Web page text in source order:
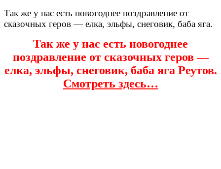
Так же у нас есть новогоднее поздравление от
сказочных геров — елка, эльфы, снеговик, баба яга.
Так же у нас есть новогоднее
поздравление от сказочных геров —
елка, эльфы, снеговик, баба яга Реутов.
Смотреть здесь…